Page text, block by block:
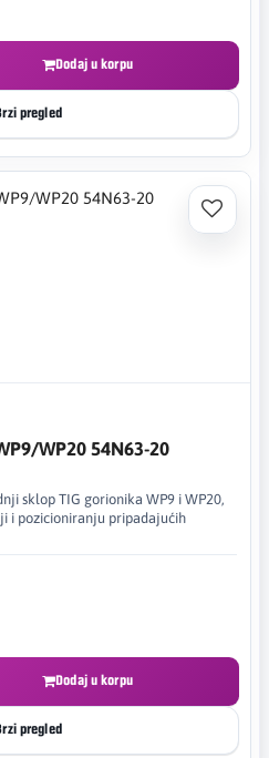
Dodaj u korpu
pregled
WP20 54N63-20
sklop TIG gorionika WP9 i WP20,
i pozicioniranju pripadajućih
Dodaj u korpu
pregled